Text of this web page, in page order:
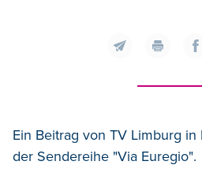
Ein Beitrag von TV Limburg in
der Sendereihe "Via Euregio".